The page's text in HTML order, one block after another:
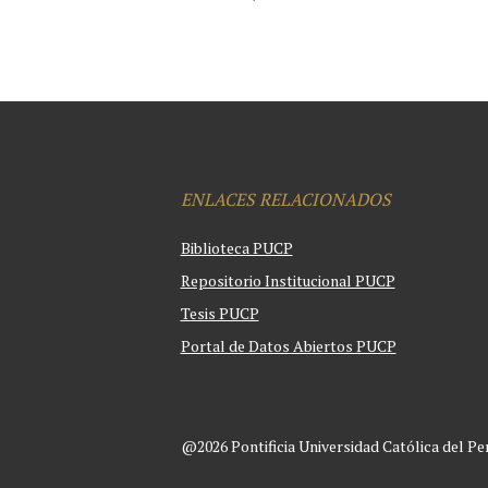
ENLACES RELACIONADOS
Biblioteca PUCP
Repositorio Institucional PUCP
Tesis PUCP
Portal de Datos Abiertos PUCP
@2026 Pontificia Universidad Católica del